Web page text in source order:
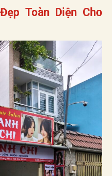
Toàn Diện Cho